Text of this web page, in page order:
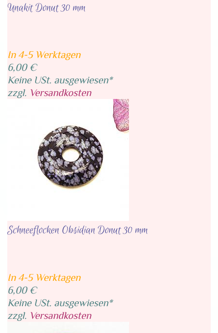
Unakit Donut 30 mm
In 4-5 Werktagen
6,00 €
Keine USt. ausgewiesen*
zzgl. Versandkosten
Schneeflocken Obsidian Donut 30 mm
In 4-5 Werktagen
6,00 €
Keine USt. ausgewiesen*
zzgl. Versandkosten